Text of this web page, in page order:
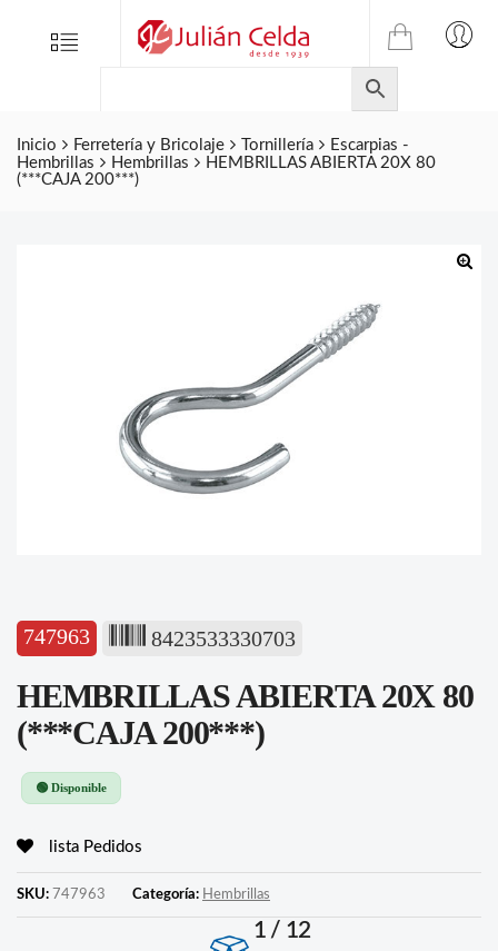
Menu
TIENDA
ONLINE
DE
JULIAN
CELDA
Inicio Ferretería y Bricolaje Tornillería
Escarpias -
Hembrillas
Hembrillas
HEMBRILLAS ABIERTA 20X 80
(***CAJA 200***)
747963 8423533330703
HEMBRILLAS ABIERTA 20X 80
(***CAJA 200***)
🟢 Disponible
lista Pedidos
SKU: 747963 Categoría: Hembrillas
1 / 12
Folletos
Contacto